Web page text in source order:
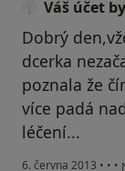
Váš účet
Dobrý
dcerka
poznala že
více padá
léčení...
6. června 2013 • • •